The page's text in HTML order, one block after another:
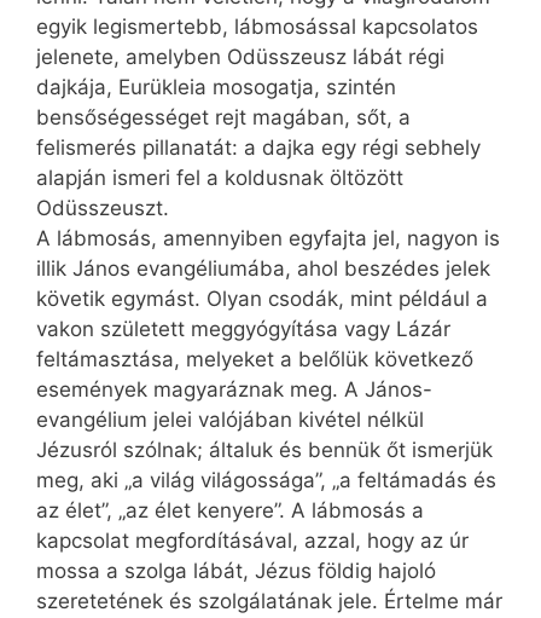
egyik legismertebb, lábmosással kapcsolatos
jelenete, amelyben Odüsszeusz lábát régi
dajkája, Eurükleia mosogatja, szintén
bensőségességet rejt magában, sőt, a
felismerés pillanatát: a dajka egy régi sebhely
alapján ismeri fel a koldusnak öltözött
Odüsszeuszt.
A lábmosás, amennyiben egyfajta jel, nagyon is
illik János evangéliumába, ahol beszédes jelek
követik egymást. Olyan csodák, mint például a
vakon született meggyógyítása vagy Lázár
feltámasztása, melyeket a belőlük következő
események magyaráznak meg. A János-
evangélium jelei valójában kivétel nélkül
Jézusról szólnak; általuk és bennük őt ismerjük
meg, aki „a világ világossága”, „a feltámadás és
az élet”, „az élet kenyere”. A lábmosás a
kapcsolat megfordításával, azzal, hogy az úr
mossa a szolga lábát, Jézus földig hajoló
szeretetének és szolgálatának jele. Értelme már